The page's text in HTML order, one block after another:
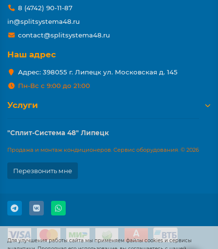
Для улучшения работы сайта мы применяем файлы cookies и сервисы
8 (4742) 90-11-87
in@splitsystema48.ru
contact@splitsystema48.ru
Наш адрес
Адрес: 398055 г. Липецк ул. Московская д. 145
Пн-Вс с 9:00 до 21:00
Услуги
"Сплит-Система 48" Липецк
Продажа и монтаж кондиционеров. Сервис оборудования. © 2026
Перезвонить мне